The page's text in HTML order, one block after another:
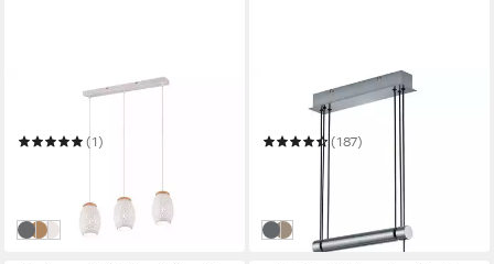
REALITY LEUCHTEN
(1)
in 5-6 Werktagen bei dir
WeißCoffee
Schwarz Gold
TRIO LEUCHTEN
Pendelleuchte Garda
(187)
ab 81,23 € 176,99 €
in 3-4 Werktagen bei dir
weiß, nickelfarben matt
grau, nickelfarben matt